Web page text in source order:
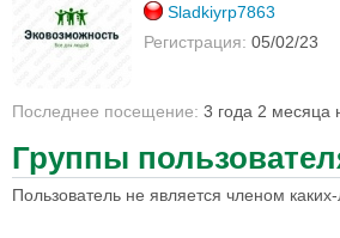
Sladkiyrp7863
Регистрация: 05/02/23
Последнее посещение: 3 года 2 месяца
Группы
Пользователь не является членом каких-